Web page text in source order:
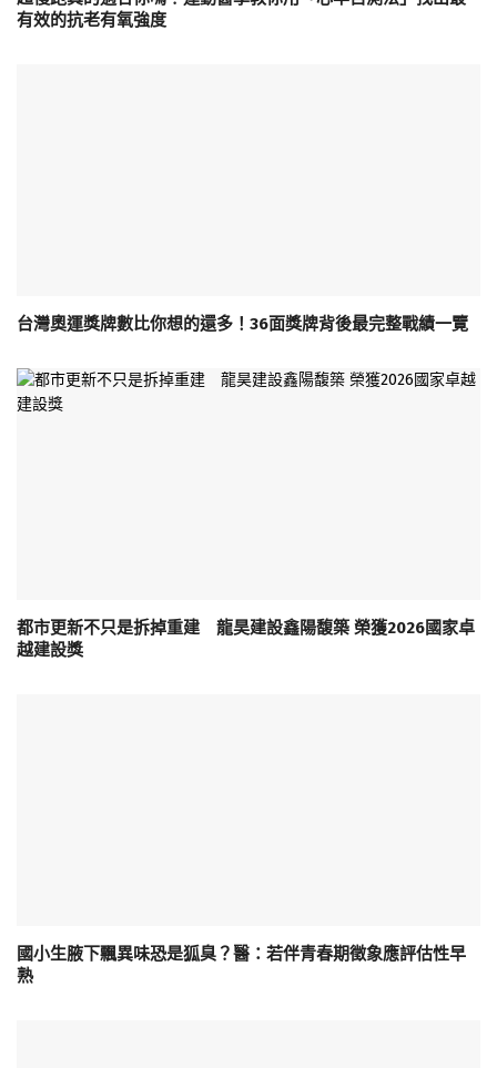
有效的抗老有氧強度
台灣奧運獎牌數比你想的還多！36面獎牌背後最完整戰績一覽
都市更新不只是拆掉重建 龍昊建設鑫陽馥築 榮獲2026國家卓
越建設獎
國小生腋下飄異味恐是狐臭？醫：若伴青春期徵象應評估性早
熟